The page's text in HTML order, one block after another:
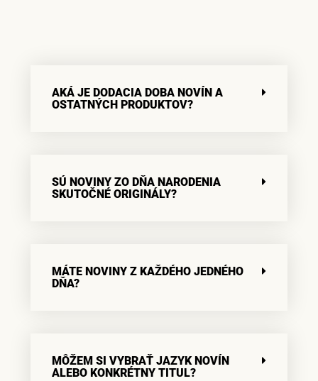
AKÁ JE DODACIA DOBA NOVÍN A
OSTATNÝCH PRODUKTOV?
SÚ NOVINY ZO DŇA NARODENIA
SKUTOČNÉ ORIGINÁLY?
MÁTE NOVINY Z KAŽDÉHO JEDNÉHO
DŇA?
MÔŽEM SI VYBRAŤ JAZYK NOVÍN
ALEBO KONKRÉTNY TITUL?